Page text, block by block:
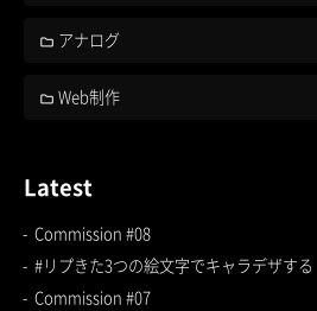
アナログ
Web制作
Latest
Commission #08
#リプきた3つの絵文字でキャラデザする
Commission #07